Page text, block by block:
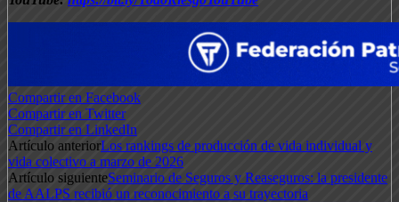
Compartir en Facebook
Compartir en Twitter
Compartir en LinkedIn
Artículo anteriorLos rankings de producción de vida individual y
vida colectivo a marzo de 2026
Artículo siguienteSeminario de Seguros y Reaseguros: la presidente
de AALPS recibió un reconocimiento a su trayectoria